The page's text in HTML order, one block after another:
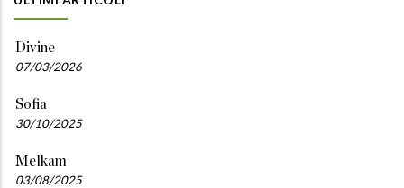
Divine
07/03/2026
Sofia
30/10/2025
Melkam
03/08/2025